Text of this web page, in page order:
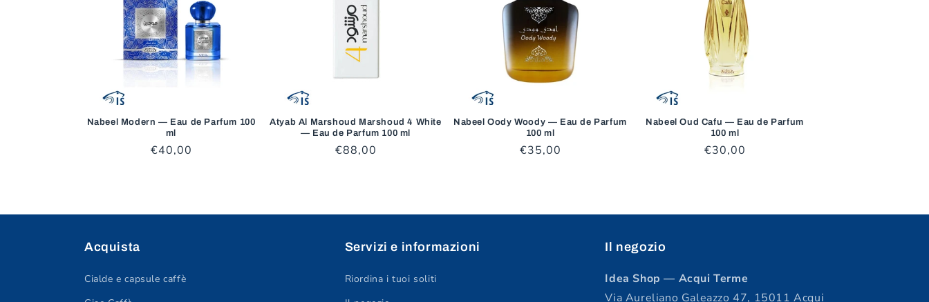
Nabeel Modern — Eau de Parfum 100
ml
Prezzo
€40,00
Atyab Al Marshoud Marshoud 4 White
— Eau de Parfum 100 ml
Prezzo
€88,00
Nabeel Oody Woody — Eau de Parfum
100 ml
Prezzo
€35,00
Nabeel Oud Cafu — Eau de Parfum
100 ml
Prezzo
€30,00
Acquista
Cialde e capsule caffè
Servizi e informazioni
Riordina i tuoi soliti
Il negozio
Idea Shop — Acqui Terme
Via Aureliano Galeazzo 47, 15011 Acqui